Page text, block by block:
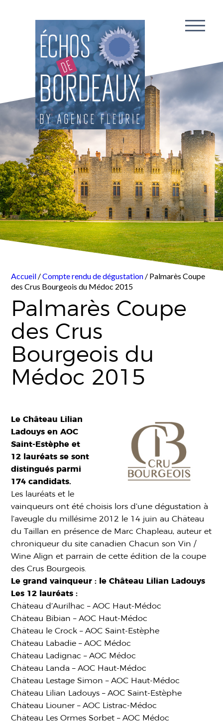
Accueil /Compte rendu de dégustation / Palmarès Coupe
des Crus Bourgeois du Médoc 2015
Palmarès Coupe
des Crus
Bourgeois du
Médoc 2015
Le Château Lilian
Ladouys en AOC
Saint-Estèphe et
12 lauréats se sont
distingués parmi
174 candidats.
Les lauréats et le
vainqueurs ont été choisis lors d’une dégustation à
l’aveugle du millésime 2012 le 14 juin au Château
du Taillan en présence de Marc Chapleau, auteur et
chroniqueur du site canadien Chacun son Vin /
Wine Align et parrain de cette édition de la coupe
des Crus Bourgeois.
Le grand vainqueur : le Château Lilian Ladouys
Les 12 lauréats :
Château d’Aurilhac – AOC Haut-Médoc
Château Bibian – AOC Haut-Médoc
Château le Crock – AOC Saint-Estèphe
Château Labadie – AOC Médoc
Château Ladignac – AOC Médoc
Château Landa – AOC Haut-Médoc
Château Lestage Simon – AOC Haut-Médoc
Château Lilian Ladouys – AOC Saint-Estèphe
Château Liouner – AOC Listrac-Médoc
Château Les Ormes Sorbet – AOC Médoc